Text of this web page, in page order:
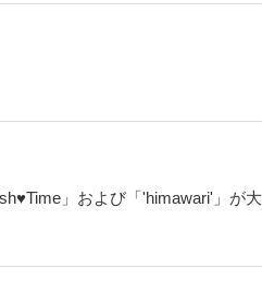
」および「'himawari'」が大